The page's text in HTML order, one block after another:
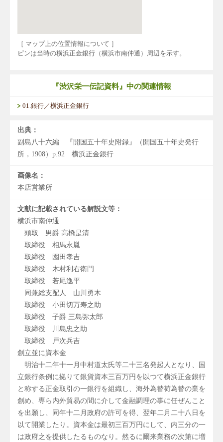
［ マップ上の位置情報について ］
ピンは当時の横浜正金銀行（横浜市南仲通）周辺を示す。
『渋沢栄一伝記資料』中の関連情報
01.銀行／横浜正金銀行
出典：
副島八十六編 『開国五十年史附録』（開国五十年史発行
所，1908）p.92 横浜正金銀行
画像名：
本店営業所
文献に記載されている解説文等：
横浜市南仲通
頭取 男爵 高橋是清
取締役 相馬永胤
取締役 園田孝吉
取締役 木村利右衛門
取締役 若尾逸平
同兼総支配人 山川勇木
取締役 小田切万寿之助
取締役 子爵 三島弥太郎
取締役 川島忠之助
取締役 戸次兵吉
創立並に資本金
明治十二年十一月中村道太氏等二十三名発起人となり、国
立銀行条例に拠りて銀貨資本三百万円を以つて横浜正金銀行
と称する正金取引の一銀行を組織し、海外為替荷為替の業を
創め、専ら内外貿易の間に介して金融調理の事に任ぜんこと
を出願し、同年十二月政府の許可を得、翌年二月二十八日を
以て開業したり。資本金は最初三百万円にして、内三分の一
は政府之を提供したるものなり。然るに爾来業務の次第に増